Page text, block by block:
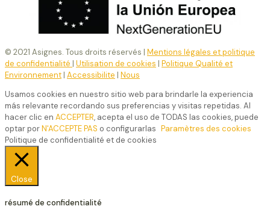
© 2021 Asignes. Tous droits réservés | Mentions légales et politique
de confidentialité | Utilisation de cookies | Politique Qualité et
Environnement| Accessibilite | Nous
Usamos cookies en nuestro sitio web para brindarle la experiencia
más relevante recordando sus preferencias y visitas repetidas. Al
hacer clic en ACCEPTER, acepta el uso de TODAS las cookies, puede
optar porN'ACCEPTE PAS o configurarlas Paramètres des cookies
Politique de confidentialité et de cookies
Close
résumé de confidentialité